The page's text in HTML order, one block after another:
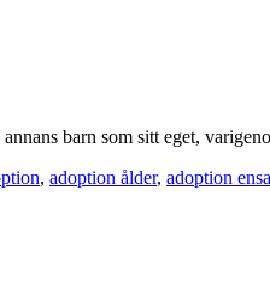
barn som sitt eget,
, adoption ålder, adoption